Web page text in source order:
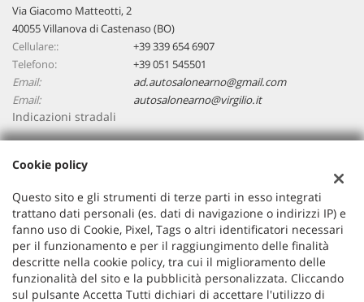
Via Giacomo Matteotti, 2
40055 Villanova di Castenaso (BO)
Cellulare::
+39 339 654 6907
Telefono:
+39 051 545501
Email:
ad.autosalonearno@gmail.com
Email:
autosalonearno@virgilio.it
Indicazioni stradali
Dati fiscali:
Autosalone ARNO
Via Giacomo Matteotti, 2, 40055, Villanova di Castenaso (BO)
C.F/P.IVA:03748561200
Registro delle imprese:BO
Cookie policy
Questo sito e gli strumenti di terze parti in esso integrati
trattano dati personali (es. dati di navigazione o indirizzi IP) e
fanno uso di Cookie, Pixel, Tags o altri identificatori necessari
per il funzionamento e per il raggiungimento delle finalità
descritte nella cookie policy, tra cui il miglioramento delle
funzionalità del sito e la pubblicità personalizzata. Cliccando
sul pulsante Accetta Tutti dichiari di accettare l'utilizzo di